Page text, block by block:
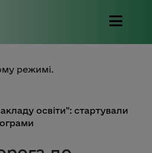
режимі.
освіти": стартували